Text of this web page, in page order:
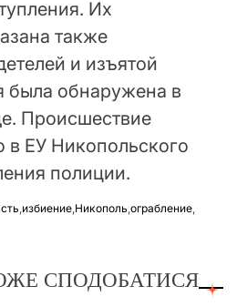
Их
также
и изъятой
была обнаружена в
Происшествие
в ЕУ Никопольского
полиции.
избиение Никополь ограбление
СПОДОБАТИСЯ